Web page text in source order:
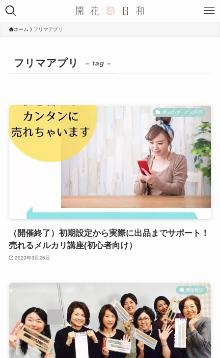
ホーム フリマアプリ
フリマアプリ – tag –
過去のサービス内容
（開催終了）初期設定から実際に出品までサポート！
売れるメルカリ講座(初心者向け）
2020年3月26日
開催報告